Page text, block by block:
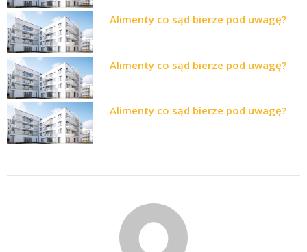
Alimenty co sąd bierze pod uwagę?
Alimenty co sąd bierze pod uwagę?
Alimenty co sąd bierze pod uwagę?